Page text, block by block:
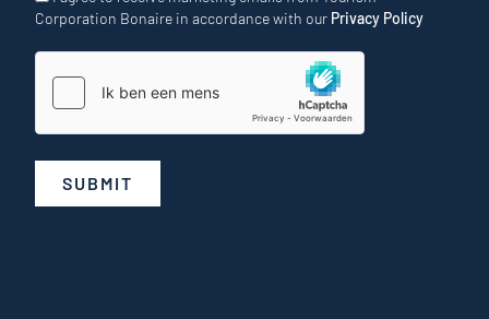
Corporation Bonaire in accordance with our Privacy Policy
SUBMIT